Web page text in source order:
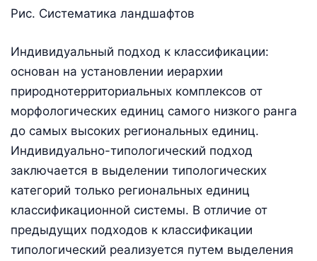
Рис. Систематика ландшафтов
Индивидуальный подход к классификации:
основан на установлении иерархии
природнотерриториальных комплексов от
морфологических единиц самого низкого ранга
до самых высоких региональных единиц.
Индивидуально-типологический подход
заключается в выделении типологических
категорий только региональных единиц
классификационной системы. В отличие от
предыдущих подходов к классификации
типологический реализуется путем выделения